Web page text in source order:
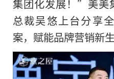
集团化发展！”美美
总裁吴悠上台分享
案，赋能品牌营销新